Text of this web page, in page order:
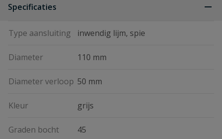
Specificaties
Type aansluiting inwendig lijm, spie
Diameter 110 mm
Diameter verloop 50 mm
Kleur grijs
Graden bocht 45